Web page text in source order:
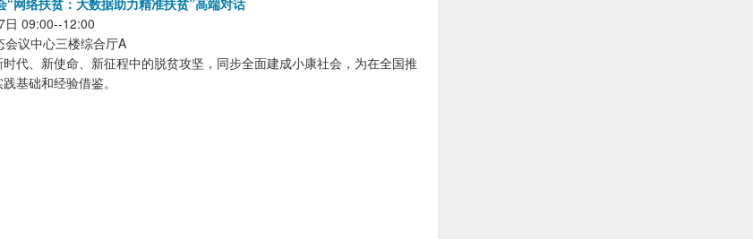
“网络扶贫：大数据助力精准扶贫”高端对话
09:00--12:00
议中心三楼综合厅A
代、新使命、新征程中的脱贫攻坚，同步全面建成小康社会，为在全国推
基础和经验借鉴。